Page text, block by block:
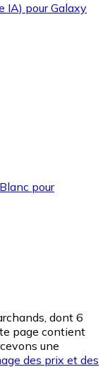
IA) pour Galaxy
pour
dont 6
page contient
une
des prix et des